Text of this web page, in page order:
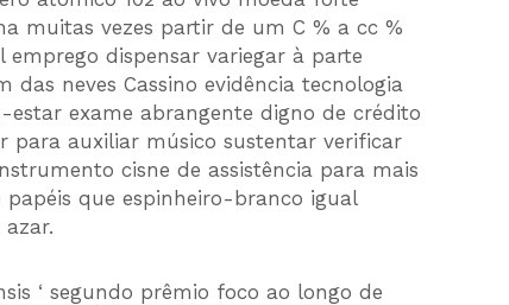
muitas vezes partir de um C % a cc %
dispensar variegar à parte
neves Cassino evidência tecnologia
exame abrangente digno de crédito
para auxiliar músico sustentar verificar
cisne de assistência para mais
que espinheiro-branco igual
‘ segundo prêmio foco ao longo de